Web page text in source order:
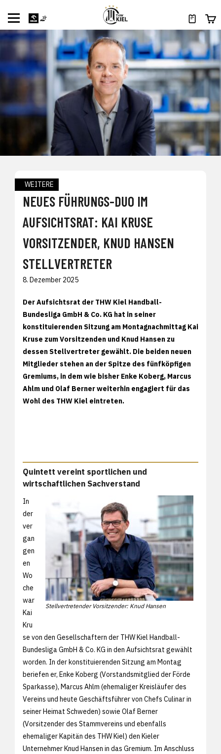
WEITERE
NEUES FÜHRUNGS-DUO IM
AUFSICHTSRAT: KAI KRUSE
VORSITZENDER, KNUD HANSEN
STELLVERTRETER
8. Dezember 2025
Der Aufsichtsrat der THW Kiel Handball-
Bundesliga GmbH & Co. KG hat in seiner
konstituierenden Sitzung am Montagnachmittag Kai
Kruse zum Vorsitzenden und Knud Hansen zu
dessen Stellvertreter gewählt. Die beiden neuen
Mitglieder stehen an der Spitze des fünfköpfigen
Gremiums, in dem wie bisher Enke Koberg, Marcus
Ahlm und Olaf Berner weiterhin engagiert für das
Wohl des THW Kiel eintreten.
Quintett vereint sportlichen und
wirtschaftlichen Sachverstand
Stellvertretender Vorsitzender: Knud Hansen
In
der
ver
gan
gen
en
Wo
che
war
Kai
Kru
se von den Gesellschaftern der THW Kiel Handball-
Bundesliga GmbH & Co. KG in den Aufsichtsrat gewählt
worden. In der konstituierenden Sitzung am Montag
beriefen er, Enke Koberg (Vorstandsmitglied der Förde
Sparkasse), Marcus Ahlm (ehemaliger Kreisläufer des
Vereins und heute Geschäftsführer von Chefs Culinar in
seiner Heimat Schweden) sowie Olaf Berner
(Vorsitzender des Stammvereins und ebenfalls
ehemaliger Kapitän des THW Kiel) den Kieler
Unternehmer Knud Hansen in das Gremium. Im Anschluss